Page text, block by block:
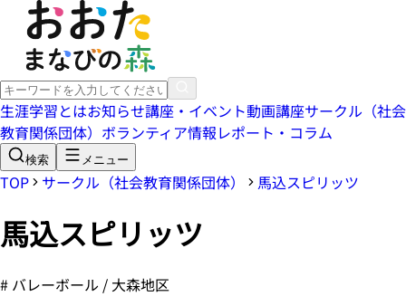
生涯学習とはお知らせ講座・イベント動画講座サークル（社会
教育関係団体） ボランティア情報レポート・コラム
検索 メニュー
TOP サークル（社会教育関係団体） 馬込スピリッツ
馬込スピリッツ
# バレーボール / 大森地区